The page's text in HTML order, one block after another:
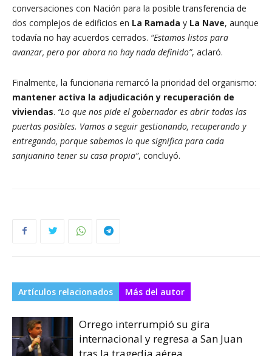
conversaciones con Nación para la posible transferencia de
dos complejos de edificios en La Ramada y La Nave, aunque
todavía no hay acuerdos cerrados. “Estamos listos para
avanzar, pero por ahora no hay nada definido”, aclaró.
Finalmente, la funcionaria remarcó la prioridad del organismo:
mantener activa la adjudicación y recuperación de
viviendas. “Lo que nos pide el gobernador es abrir todas las
puertas posibles. Vamos a seguir gestionando, recuperando y
entregando, porque sabemos lo que significa para cada
sanjuanino tener su casa propia”, concluyó.
Artículos relacionados Más del autor
Orrego interrumpió su gira
internacional y regresa a San Juan
tras la tragedia aérea